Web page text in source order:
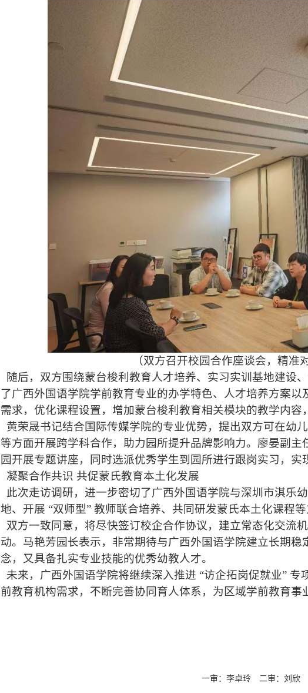
（双方召开校园合作座谈会，精准
随后，双方围绕蒙台梭利教育人才培养、实习实训基地建设
了广西外国语学院学前教育专业的办学特色、人才培养方案
需求，优化课程设置，增加蒙台梭利教育相关模块的教学内容
黄荣晟书记结合国际传媒学院的专业优势，提出双方可在幼
等方面开展跨学科合作，助力园所提升品牌影响力。廖晏副
园开展专题讲座，同时选派优秀学生到园所进行跟岗实习，实
凝聚合作共识 共促蒙氏教育本土化发展
此次走访调研，进一步密切了广西外国语学院与深圳市淇乐
地、开展 “双师型” 教师联合培养、共同研发蒙氏本土化课程
双方一致同意，将尽快签订校企合作协议，建立常态化交流
动。马艳芳园长表示，非常期待与广西外国语学院建立长期
念，又具备扎实专业技能的优秀幼教人才。
未来，广西外国语学院将继续深入推进 “访企拓岗促就业”
前教育机构需求，不断完善协同育人体系，为区域学前教育事
一审：李卓玲 二审：刘欣